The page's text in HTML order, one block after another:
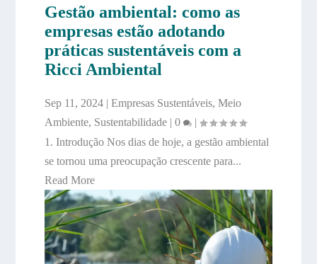
Gestão ambiental: como as
empresas estão adotando
práticas sustentáveis com a
Ricci Ambiental
Sep 11, 2024| Empresas Sustentáveis, Meio
Ambiente, Sustentabilidade| 0
|
1. Introdução Nos dias de hoje, a gestão ambiental
se tornou uma preocupação crescente para...
Read More